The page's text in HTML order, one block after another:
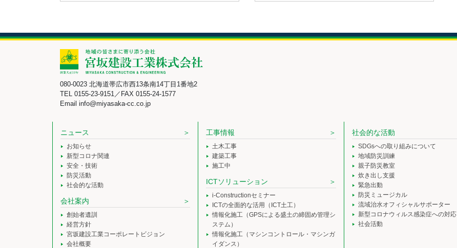
080-0023 北海道帯広市西13条南14丁目1番地2
TEL 0155-23-9151／FAX 0155-24-1577
Email info@miyasaka-cc.co.jp
ニュース
お知らせ
新型コロナ関連
安全・技術
防災活動
社会的な活動
会社案内
創始者遺訓
経営方針
宮坂建設工業コーポレートビジョン
会社概要
工事情報
土木工事
建築工事
施工中
ICTソリューション
i-Constructionセミナー
ICTの全面的な活用（ICT土工）
情報化施工（GPSによる盛土の締固め管理シ
ステム）
情報化施工（マシンコントロール・マシンガ
イダンス）
社会的な活動
SDGsへの取り組みについて
地域防災訓練
親子防災教室
炊き出し支援
緊急出動
防災ミュージカル
流域治水オフィシャルサポーター
新型コロナウィルス感染症への対応
社会活動